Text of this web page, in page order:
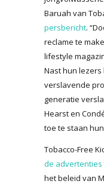
Baruah van
persbericht.
reclame te
lifestyle
Nast hun
verslavende
generatie
Hearst en
toe te staan
Tobacco-Free
de advertenties
het beleid van